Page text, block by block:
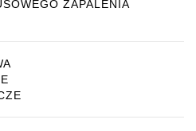
ZAPALENIA